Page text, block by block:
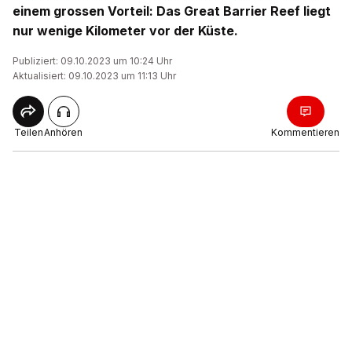
einem grossen Vorteil: Das Great Barrier Reef liegt
nur wenige Kilometer vor der Küste.
Publiziert: 09.10.2023 um 10:24 Uhr
Aktualisiert: 09.10.2023 um 11:13 Uhr
TeilenAnhören Kommentieren